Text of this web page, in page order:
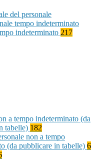
del personale
tempo indeterminato
indeterminato 217
a tempo indeterminato (da
tabelle) 182
non a tempo
(da pubblicare in tabelle) 6